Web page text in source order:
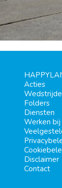
Acties
Folders
Diensten
Werken
Disclaimer
Contact